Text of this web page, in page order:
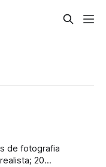
de fotografia
20